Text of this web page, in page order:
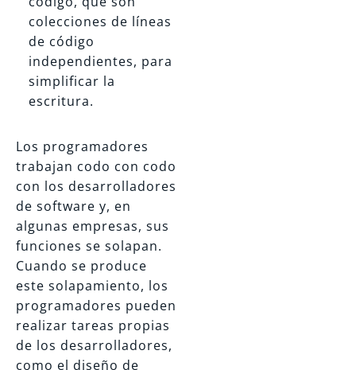
colecciones de líneas
de código
independientes, para
simplificar la
escritura.
Los programadores
trabajan codo con codo
con los desarrolladores
de software y, en
algunas empresas, sus
funciones se solapan.
Cuando se produce
este solapamiento, los
programadores pueden
realizar tareas propias
de los desarrolladores,
como el diseño de